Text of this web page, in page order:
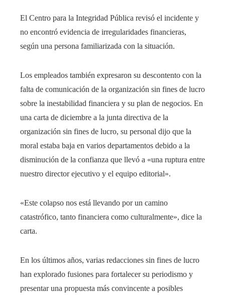
El Centro para la Integridad Pública revisó el incidente y
no encontró evidencia de irregularidades financieras,
según una persona familiarizada con la situación.
Los empleados también expresaron su descontento con la
falta de comunicación de la organización sin fines de lucro
sobre la inestabilidad financiera y su plan de negocios. En
una carta de diciembre a la junta directiva de la
organización sin fines de lucro, su personal dijo que la
moral estaba baja en varios departamentos debido a la
disminución de la confianza que llevó a «una ruptura entre
nuestro director ejecutivo y el equipo editorial».
«Este colapso nos está llevando por un camino
catastrófico, tanto financiera como culturalmente», dice la
carta.
En los últimos años, varias redacciones sin fines de lucro
han explorado fusiones para fortalecer su periodismo y
presentar una propuesta más convincente a posibles